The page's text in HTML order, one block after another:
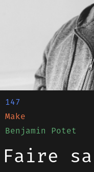
147
Make
Benjamin Potet
Faire